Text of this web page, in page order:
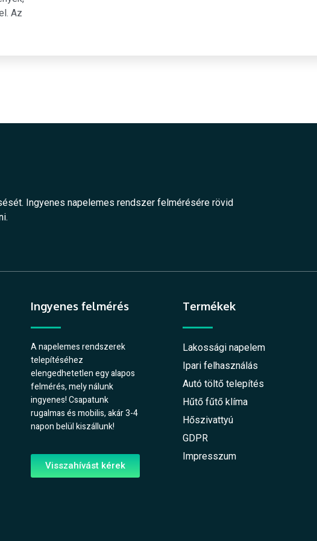
Az
Ingyenes napelemes rendszer felmérésére rövid
Ingyenes felmérés
A napelemes rendszerek
telepítéséhez
elengedhetetlen egy alapos
felmérés, mely nálunk
ingyenes! Csapatunk
rugalmas és mobilis, akár 3-4
napon belül kiszállunk!
Visszahívást kérek
Termékek
Lakossági napelem
Ipari felhasználás
Autó töltő telepítés
Hűtő fűtő klíma
Hőszivattyú
GDPR
Impresszum